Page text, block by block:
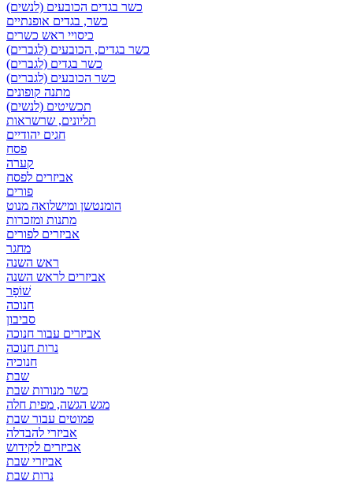
כשר בגדים הכובעים (לנשים)
כשר, בגדים אופנתיים
כיסויי ראש כשרים
כשר בגדים, הכובעים (לגברים)
כשר בגדים (לגברים)
כשר הכובעים (לגברים)
מתנה קופונים
תכשיטים (לנשים)
תליונים, שרשראות
חגים יהודיים
פסח
קערה
אביזרים לפסח
פורים
הומנטשן ומישלואה מנוט
מתנות ומזכרות
אביזרים לפורים
מחגר
ראש השנה
אביזרים לראש השנה
שׁוֹפָר
חנוכה
סביבון
אביזרים עבור חנוכה
נרות חנוכה
חנוכיה
שבת
כשר מנורות שבת
מגש הגשה, מפית חלה
פמוטים עבור שבת
אביזרי להבדלה
אביזרים לקידוש
אביזרי שבת
נרות שבת